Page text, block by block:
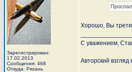
Зарегистрирован:
17.02.2013
Сообщения: 468
Откуда: Рязань
Хорошо, Вы
С уважением,
Авторский